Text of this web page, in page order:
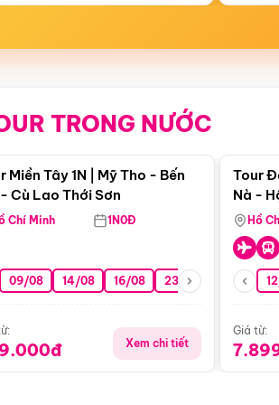
TRONG NƯỚC
Điểm nổi bật
Miền Tây 1N | Mỹ Tho - Bến
Cù Lao Thới Sơn
Chí Minh 1N0Đ
09/08 14/08 16/08 23/08 30/08
Xem chi tiết
Tour
Nà -
Nha
Hồ
Giá từ: